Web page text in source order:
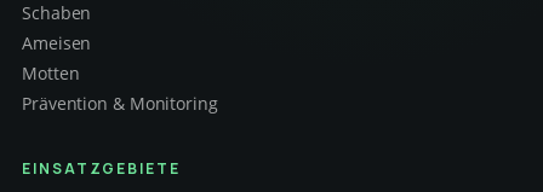
Schaben
Ameisen
Motten
Prävention & Monitoring
EINSATZGEBIETE